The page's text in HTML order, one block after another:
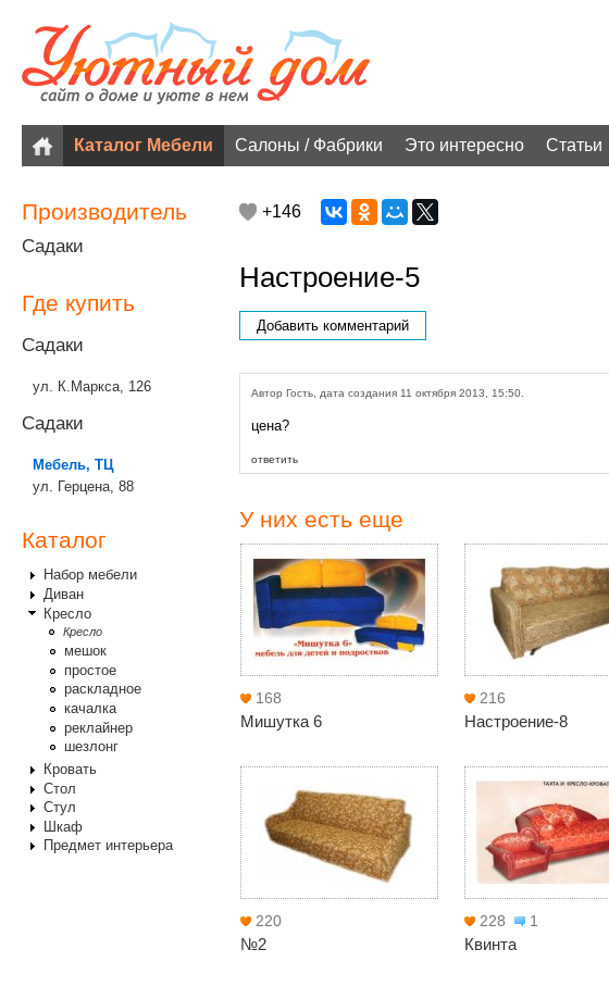
Каталог Мебели Салоны / Фабрики Это интересно Статьи
+146
Настроение-5
Добавить комментарий
Автор Гость, дата создания 11 октября 2013, 15:50.
цена?
ответить
У них есть еще
168
Мишутка 6
216
Настроение-8
220
№2
228 1
Квинта
Производитель
Садаки
Где купить
Садаки
ул. К.Маркса, 126
Садаки
Мебель, ТЦ
ул. Герцена, 88
Каталог
Набор мебели
Диван
Кресло
Кресло
мешок
простое
раскладное
качалка
реклайнер
шезлонг
Кровать
Стол
Стул
Шкаф
Предмет интерьера